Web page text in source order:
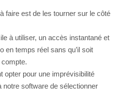
faire est de les tourner sur le côté
à utiliser, un accès instantané et
en temps réel sans qu’il soit
opter pour une imprévisibilité
notre software de sélectionner